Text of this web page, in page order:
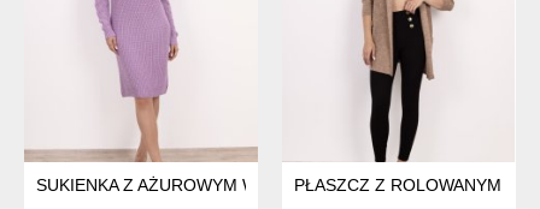
SUKIENKA Z AŻUROWYM WZOREM - SUK011 LAWENDOWY
PŁASZCZ Z ROLOWANYM